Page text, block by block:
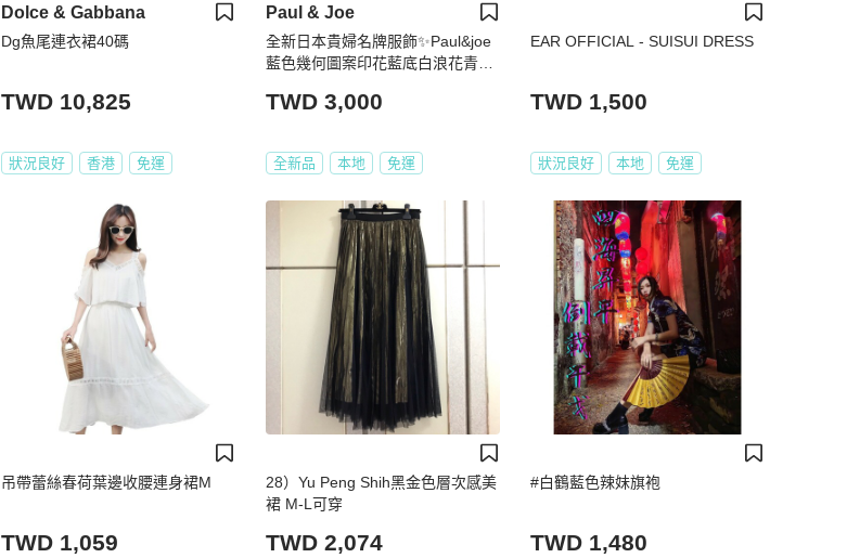
Dolce & Gabbana
Dg魚尾連衣裙40碼
TWD 10,825
狀況良好 香港 免運
Paul & Joe
全新日本貴婦名牌服飾✨Paul&joe
藍色幾何圖案印花藍底白浪花青花
TWD 3,000
全新品 本地 免運
EAR OFFICIAL - SUISUI DRESS
TWD 1,500
狀況良好 本地 免運
吊帶蕾絲春荷葉邊收腰連身裙M
TWD 1,059
28）Yu Peng Shih黑金色層次感美
裙 M-L可穿
TWD 2,074
#白鶴藍色辣妹旗袍
TWD 1,480